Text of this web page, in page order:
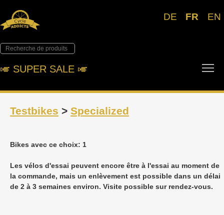
DE FR EN
🎺︎ SUPER SALE 🎺︎
Testbikes > Specialized
Bikes avec ce choix: 1
Les vélos d'essai peuvent encore être à l'essai au moment de
la commande, mais un enlèvement est possible dans un délai
de 2 à 3 semaines environ. Visite possible sur rendez-vous.